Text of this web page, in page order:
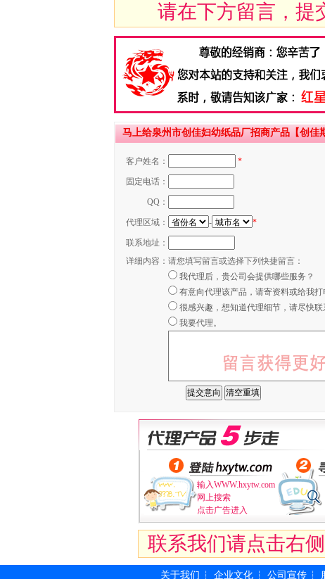
请在下方留言，提
马上给泉州市创佳妇幼纸品厂招商产品【创佳
客户姓名： *
固定电话：
QQ：
代理区域： - *
联系地址：
详细内容： 请您填写留言或选择下列快捷留言：
我代理后，贵公司会提供哪些服务？
有意向代理该产品，请寄资料或给我打
很感兴趣，想知道代理细节，请尽快联
我要代理。
输入WWW.hxytw.com
网上搜索
点击广告进入
联系我们请点击右
关于我们 ┆ 企业文化 ┆ 公司宣传 ┆